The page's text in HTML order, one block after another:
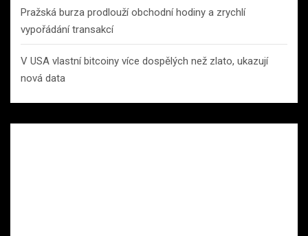
Pražská burza prodlouží obchodní hodiny a zrychlí
vypořádání transakcí
V USA vlastní bitcoiny více dospělých než zlato, ukazují
nová data